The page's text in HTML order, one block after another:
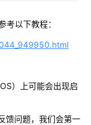
考以下教程：
）上可能会出现启
馈问题，我们会第一